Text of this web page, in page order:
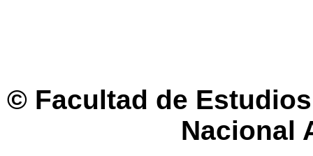
© Facultad de
Nacional